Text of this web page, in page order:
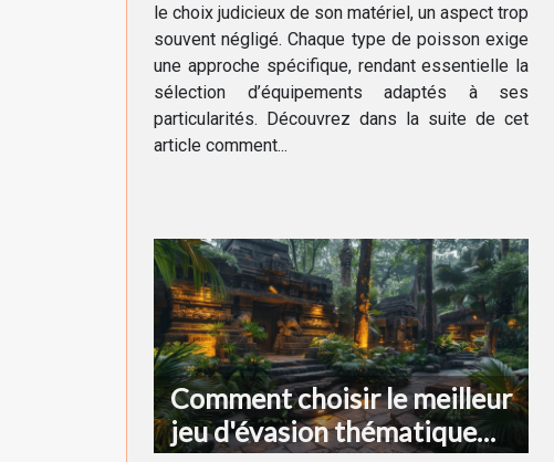
le choix judicieux de son matériel, un aspect trop
souvent négligé. Chaque type de poisson exige
une approche spécifique, rendant essentielle la
sélection d’équipements adaptés à ses
particularités. Découvrez dans la suite de cet
article comment...
Comment choisir le meilleur
jeu d'évasion thématique